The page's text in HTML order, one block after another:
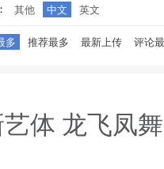
其他 中文 英文
多 推荐最多 最新上传 评论
体 龙飞凤